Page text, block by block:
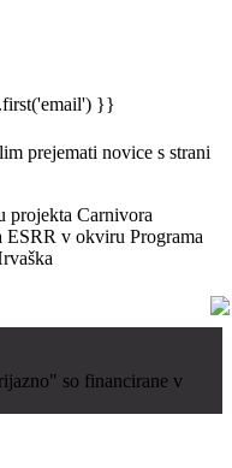
}}
prejemati novice s strani
projekta Carnivora
v okviru Programa
so financirane v